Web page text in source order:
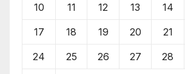
10 11 12 13 14
17 18 19 20 21
24 25 26 27 28